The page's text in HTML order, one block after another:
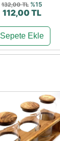
132,00 TL %15
112,00 TL
Sepete Ekle